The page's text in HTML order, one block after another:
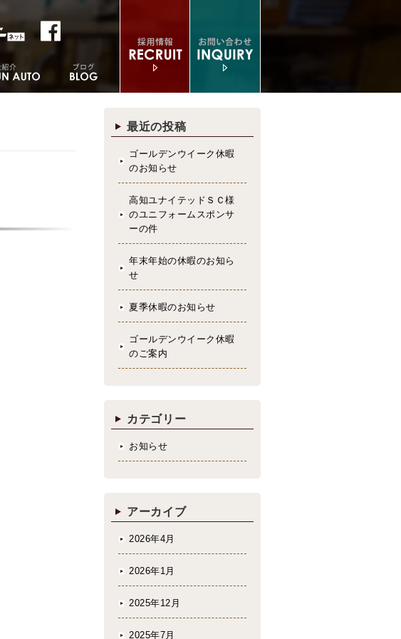
最近の投稿
ゴールデンウイーク休暇
のお知らせ
高知ユナイテッドＳＣ様
のユニフォームスポンサ
ーの件
年末年始の休暇のお知ら
せ
夏季休暇のお知らせ
ゴールデンウイーク休暇
のご案内
カテゴリー
お知らせ
アーカイブ
2026年4月
2026年1月
2025年12月
2025年7月